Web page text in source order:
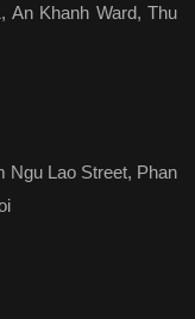
An Khanh Ward, Thu
Ngu Lao Street, Phan